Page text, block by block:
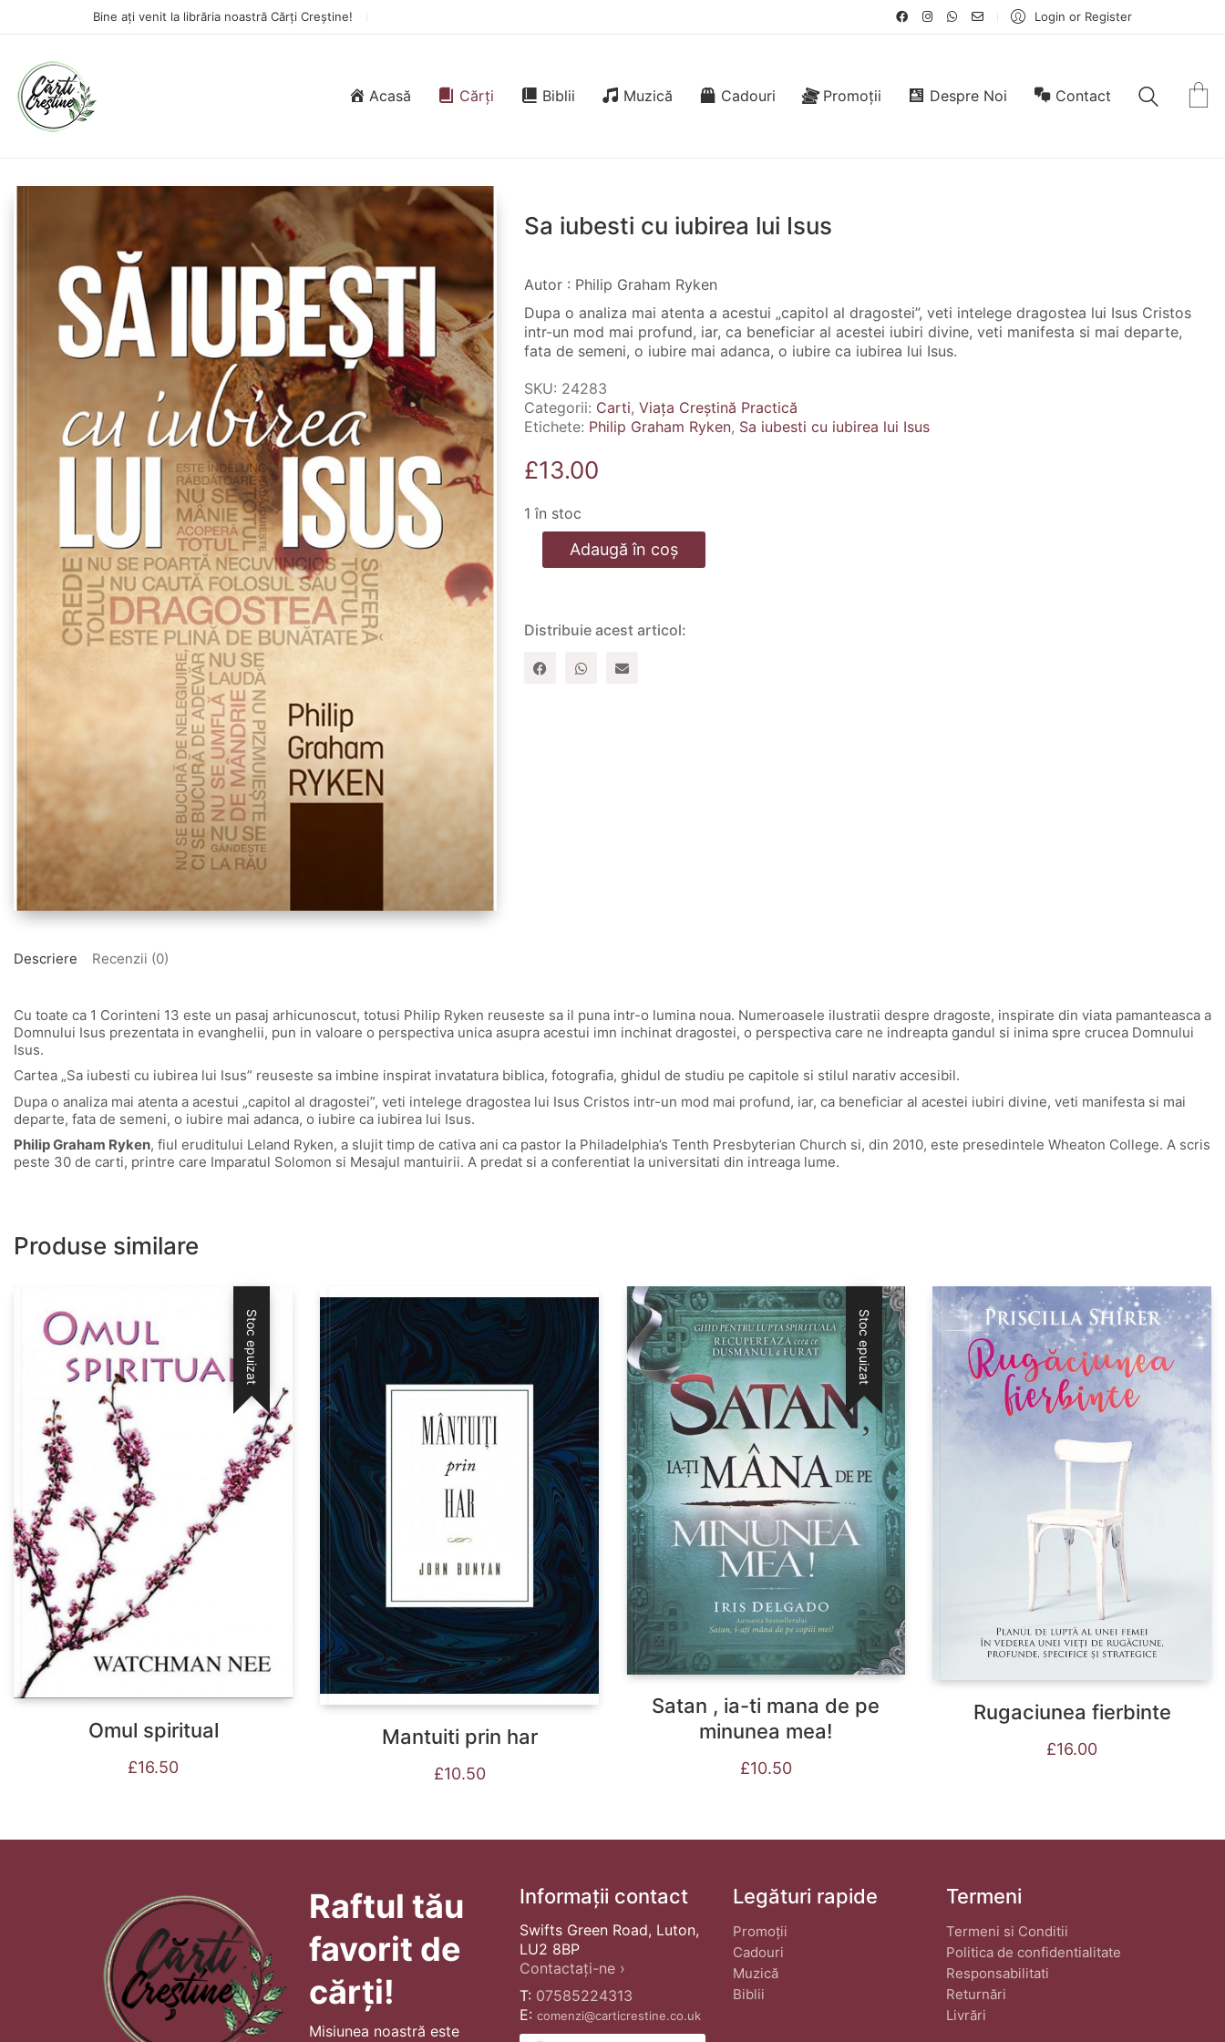
Bine ați venit la librăria noastră Cărți Creștine! Login or Register
Acasă Cărți Biblii Muzică Cadouri Promoții Despre Noi Contact
Sa iubesti cu iubirea lui Isus
Autor : Philip Graham Ryken
Dupa o analiza mai atenta a acestui „capitol al dragostei”, veti intelege dragostea lui Isus Cristos
intr-un mod mai profund, iar, ca beneficiar al acestei iubiri divine, veti manifesta si mai departe,
fata de semeni, o iubire mai adanca, o iubire ca iubirea lui Isus.
SKU: 24283
Categorii: Carti, Viața Creștină Practică
Etichete: Philip Graham Ryken, Sa iubesti cu iubirea lui Isus
£13.00
1 în stoc
Cantitate
iubesti
lui
Adaugă în coș
Distribuie acest articol:
Descriere Recenzii (0)
Cu toate ca 1 Corinteni 13 este un pasaj arhicunoscut, totusi Philip Ryken reuseste sa il puna intr-o lumina noua. Numeroasele ilustratii despre dragoste, inspirate din viata pamanteasca a
Domnului Isus prezentata in evanghelii, pun in valoare o perspectiva unica asupra acestui imn inchinat dragostei, o perspectiva care ne indreapta gandul si inima spre crucea Domnului
Isus.
Cartea „Sa iubesti cu iubirea lui Isus” reuseste sa imbine inspirat invatatura biblica, fotografia, ghidul de studiu pe capitole si stilul narativ accesibil.
Dupa o analiza mai atenta a acestui „capitol al dragostei”, veti intelege dragostea lui Isus Cristos intr-un mod mai profund, iar, ca beneficiar al acestei iubiri divine, veti manifesta si mai
departe, fata de semeni, o iubire mai adanca, o iubire ca iubirea lui Isus.
Philip Graham Ryken, fiul eruditului Leland Ryken, a slujit timp de cativa ani ca pastor la Philadelphia’s Tenth Presbyterian Church si, din 2010, este presedintele Wheaton College. A scris
peste 30 de carti, printre care Imparatul Solomon si Mesajul mantuirii. A predat si a conferentiat la universitati din intreaga lume.
Produse similare
Stoc epuizat
Omul spiritual
£16.50
Mantuiti prin har
£10.50
Stoc epuizat
Satan , ia-ti mana de pe
minunea mea!
£10.50
Rugaciunea fierbinte
£16.00
Raftul tău
favorit de
cărți!
Misiunea noastră este
Informații contact
Swifts Green Road, Luton,
LU2 8BP
Contactați-ne ›
T: 07585224313
E: comenzi@carticrestine.co.uk
Legături rapide
Promoții
Cadouri
Muzică
Biblii
Termeni
Termeni si Conditii
Politica de confidentialitate
Responsabilitati
Returnări
Livrări